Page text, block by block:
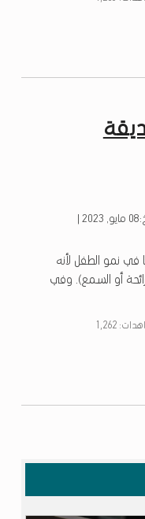
08 مايو, 2023
|
في نمو الطفل لأنه
أو السمع). وفي
1٬262